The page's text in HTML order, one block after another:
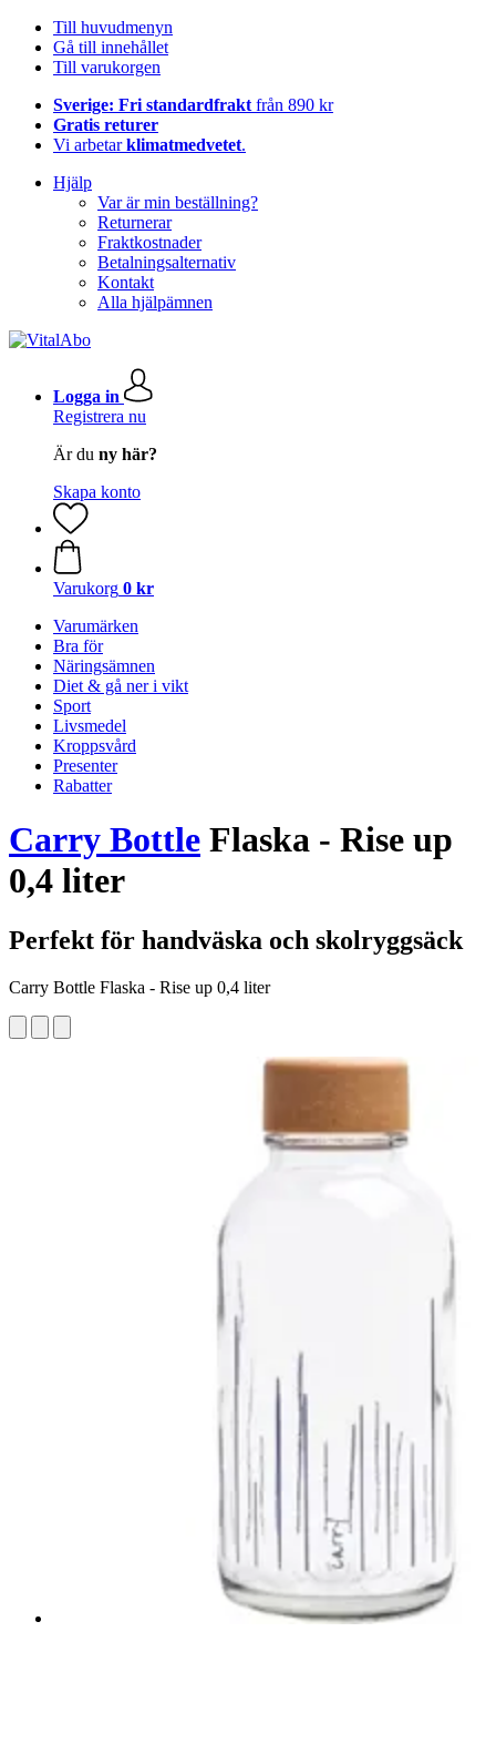
Till huvudmenyn
Gå till innehållet
Till varukorgen
Sverige: Fri standardfrakt från 890 kr
Gratis returer
Vi arbetarklimatmedvetet.
Hjälp
Var är min beställning?
Returnerar
Fraktkostnader
Betalningsalternativ
Kontakt
Alla hjälpämnen
Logga in
Registrera nu
Är du ny här?
Skapa konto
Varukorg 0 kr
Varumärken
Bra för
Näringsämnen
Diet & gå ner i vikt
Sport
Livsmedel
Kroppsvård
Presenter
Rabatter
Carry Bottle Flaska - Rise up
0,4 liter
Perfekt för handväska och skolryggsäck
Carry Bottle Flaska - Rise up 0,4 liter